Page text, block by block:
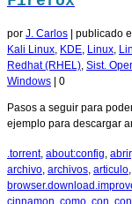
por J. Carlos publicado
Kali Linux, KDE, Linux,
Redhat (RHEL), Sist.
Windows
0
Pasos a seguir para
ejemplo para descargar
.torrent, about:config, abrir
archivo, archivos, articulo,
cinnamon, como, con,